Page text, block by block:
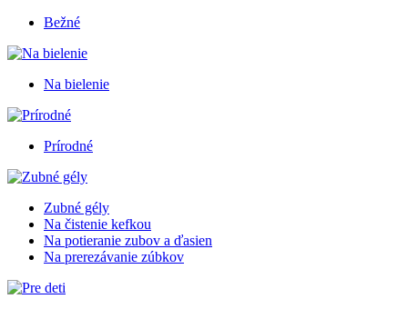
Bežné
Na bielenie
Prírodné
Zubné gély
Na čistenie kefkou
Na potieranie zubov a ďasien
Na prerezávanie zúbkov